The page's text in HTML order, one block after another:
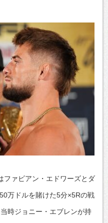
ファビアン・エドワーズとダ
万ドルを賭けた5分×5Rの戦
時ジョニー・エブレンが持